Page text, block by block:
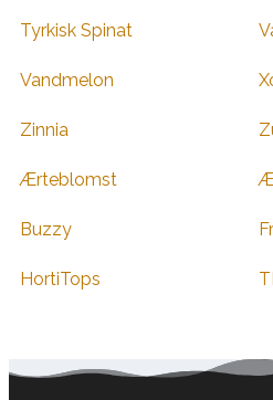
Tyrkisk Spinat
Vandmelon
Zinnia
Ærteblomst
Buzzy
HortiTops